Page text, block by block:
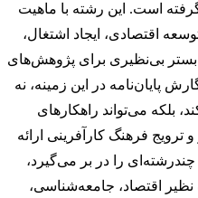
است. این رشته با ماهیت
اقتصادی، ایجاد اشتغال،
بی‌نظیری برای پژوهش‌های
پایان‌نامه در این زمینه، نه
بلکه می‌تواند راهکارهای
فرهنگ کارآفرینی ارائه
چندرشته‌ای را در بر می‌گیرد،
اقتصاد، جامعه‌شناسی،